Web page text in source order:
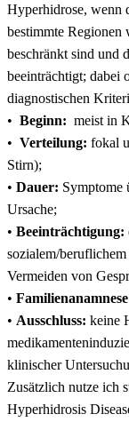
Hyperhidrose, wenn
⁣bestimmte ‌Regionen
beschränkt sind und
beeinträchtigt; dabei⁤
diagnostischen
• ‌ Beginn:
meist in
• ‍ Verteilung: fokal
Stirn);‌
• Dauer: Symptome
Ursache;
• Beeinträchtigung:
sozialem/
Vermeiden von
•
• Ausschluss: keine
klinischer⁣
⁤Zusätzlich nutze ​ich
Hyperhidrosis